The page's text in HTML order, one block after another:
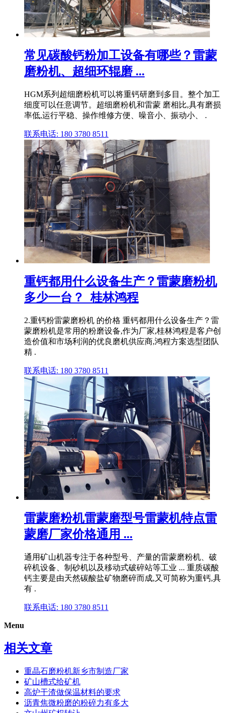
常见碳酸钙粉加工设备有哪些？雷蒙
磨粉机、超细环辊磨 ...
HGM系列超细磨粉机可以将重钙研磨到多目。整个加工
细度可以任意调节。超细磨粉机和雷蒙 磨相比,具有磨损
率低,运行平稳、操作维修方便、噪音小、振动小、 .
联系电话: 180 3780 8511
重钙都用什么设备生产？雷蒙磨粉机
多少一台？_桂林鸿程
2.重钙粉雷蒙磨粉机 的价格 重钙都用什么设备生产？雷
蒙磨粉机是常用的粉磨设备,作为厂家,桂林鸿程是客户创
造价值和市场利润的优良磨机供应商,鸿程方案选型团队
精 .
联系电话: 180 3780 8511
雷蒙磨粉机雷蒙磨型号雷蒙机特点雷
蒙磨厂家价格通用 ...
通用矿山机器专注于各种型号、产量的雷蒙磨粉机、破
碎机设备、制砂机以及移动式破碎站等工业 ... 重质碳酸
钙主要是由天然碳酸盐矿物磨碎而成,又可简称为重钙,具
有 .
联系电话: 180 3780 8511
Menu
相关文章
重晶石磨粉机新乡市制造厂家
矿山槽式给矿机
高炉干渣做保温材料的要求
沥青焦微粉磨的粉碎力有多大